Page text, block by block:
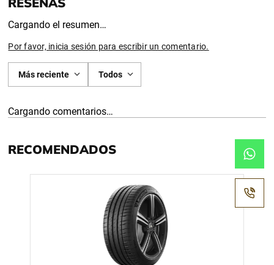
Cargando el resumen…
Por favor, inicia sesión para escribir un comentario.
Más reciente Todos
Cargando comentarios…
RECOMENDADOS